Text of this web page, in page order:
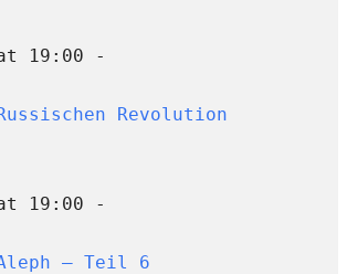
19:00 -
Revolution
19:00 -
– Teil 6